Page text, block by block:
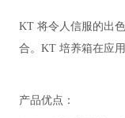
KT 将令人信服的出
合。KT 培养箱在
产品优点：